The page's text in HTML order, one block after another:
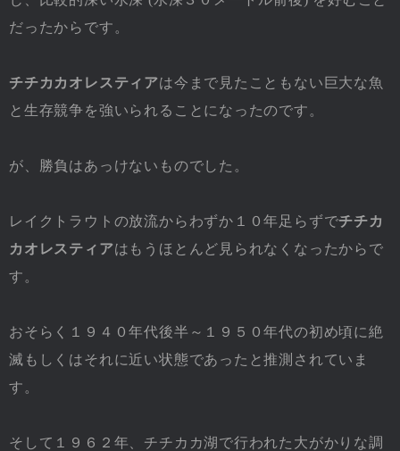
だったからです。
チチカカオレスティアは今まで見たこともない巨大な魚
と生存競争を強いられることになったのです。
が、勝負はあっけないものでした。
レイクトラウトの放流からわずか１０年足らずでチチカ
カオレスティアはもうほとんど見られなくなったからで
す。
おそらく１９４０年代後半～１９５０年代の初め頃に絶
滅もしくはそれに近い状態であったと推測されていま
す。
そして１９６２年、チチカカ湖で行われた大がかりな調